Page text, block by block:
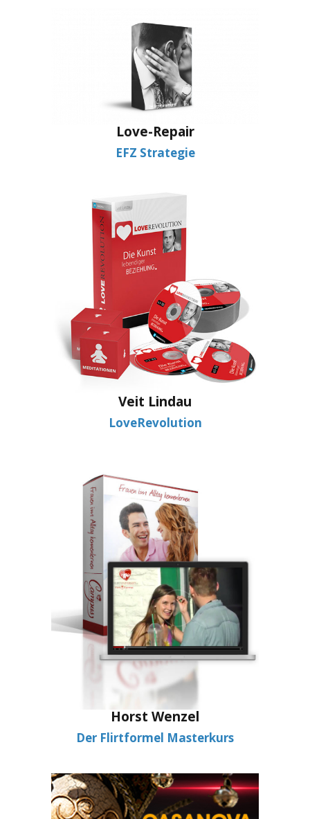
Love-Repair
EFZ Strategie
Veit Lindau
LoveRevolution
Horst Wenzel
Der Flirtformel Masterkurs